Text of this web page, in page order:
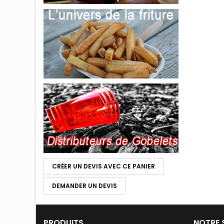
CRÉER UN DEVIS AVEC CE PANIER
DEMANDER UN DEVIS